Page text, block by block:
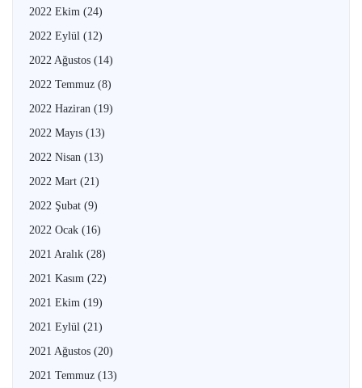
2022 Ekim (24)
2022 Eylül (12)
2022 Ağustos (14)
2022 Temmuz (8)
2022 Haziran (19)
2022 Mayıs (13)
2022 Nisan (13)
2022 Mart (21)
2022 Şubat (9)
2022 Ocak (16)
2021 Aralık (28)
2021 Kasım (22)
2021 Ekim (19)
2021 Eylül (21)
2021 Ağustos (20)
2021 Temmuz (13)